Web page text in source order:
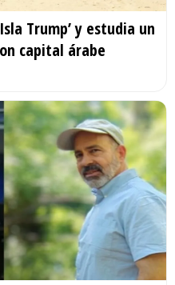
Trump’ y estudia un
capital árabe